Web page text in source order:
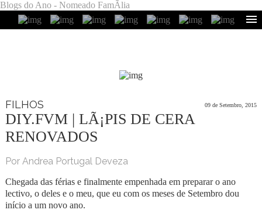
Blogs do Ano - Nomeado FamÃ­lia
FILHOS 09 de Setembro, 2015
DIY.FVM | LÃ¡PIS DE CERA
RENOVADOS
Por Andrea Portugal Deveza
Chegada das férias e finalmente empenhada em preparar o ano
lectivo, o deles e o meu, que eu com os meses de Setembro dou
início a um novo ano.